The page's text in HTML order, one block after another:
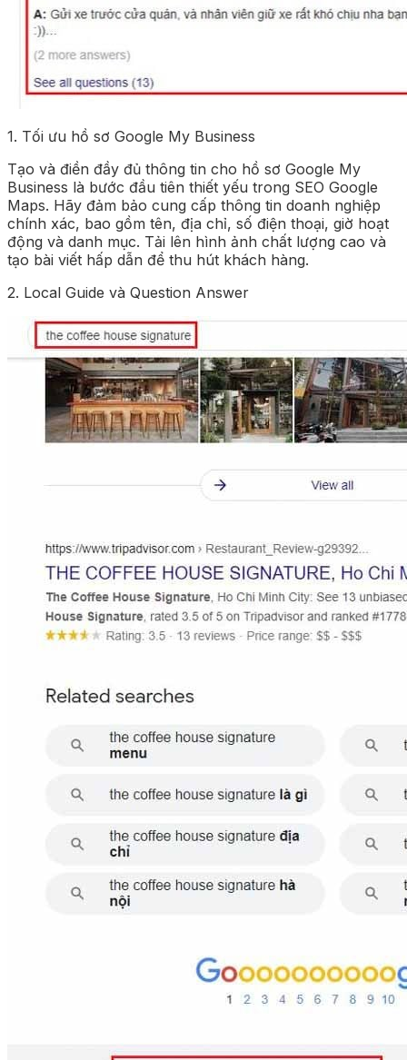
1. Tối ưu hồ sơ Google My Business
Tạo và điền đầy đủ thông tin cho hồ sơ Google My
Business là bước đầu tiên thiết yếu trong SEO Google
Maps. Hãy đảm bảo cung cấp thông tin doanh nghiệp
chính xác, bao gồm tên, địa chỉ, số điện thoại, giờ hoạt
động và danh mục. Tải lên hình ảnh chất lượng cao và
tạo bài viết hấp dẫn để thu hút khách hàng.
2. Local Guide và Question Answer